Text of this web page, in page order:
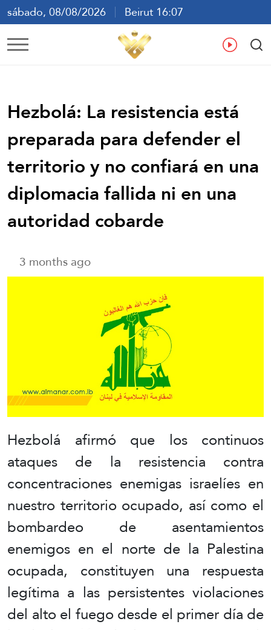
sábado, 08/08/2026
Beirut 16:07
ع En
Hezbolá: La resistencia está
preparada para defender el
territorio y no confiará en una
diplomacia fallida ni en una
autoridad cobarde
3 months ago
Hezbolá afirmó que los continuos
ataques de la resistencia contra
concentraciones enemigas israelíes en
nuestro territorio ocupado, así como el
bombardeo de asentamientos
enemigos en el norte de la Palestina
ocupada, constituyen una respuesta
legítima a las persistentes violaciones
del alto el fuego desde el primer día de